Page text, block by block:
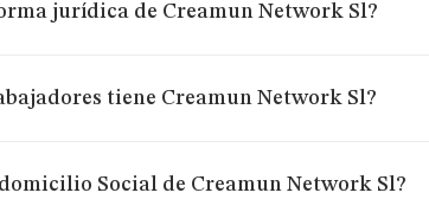
jurídica de Creamun Network Sl?
tiene Creamun Network Sl?
Social de Creamun Network Sl?